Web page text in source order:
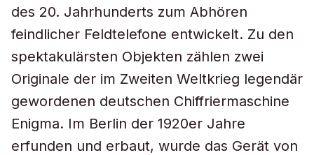
des 20. Jahrhunderts zum Abhören
feindlicher Feldtelefone entwickelt. Zu den
spektakulärsten Objekten zählen zwei
Originale der im Zweiten Weltkrieg legendär
gewordenen deutschen Chiffriermaschine
Enigma. Im Berlin der 1920er Jahre
erfunden und erbaut, wurde das Gerät von